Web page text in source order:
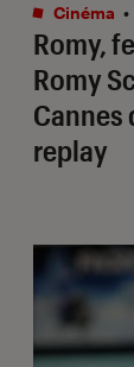
Romy,
Romy
Cannes
replay
Cinéma •